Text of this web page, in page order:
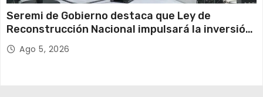
Seremi de Gobierno destaca que Ley de
Reconstrucción Nacional impulsará la inversión
y el empleo en Tarapacá
Ago 5, 2026